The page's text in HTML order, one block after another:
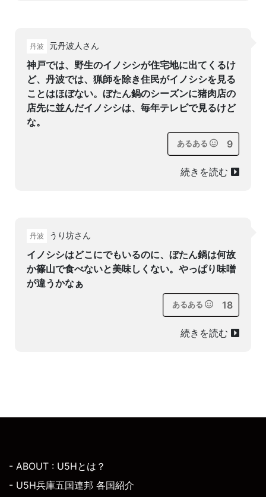
丹波 元丹波人さん
神戸では、野生のイノシシが住宅地に出てくるけ
ど、丹波では、猟師を除き住民がイノシシを見る
ことはほぼない。ぼたん鍋のシーズンに猪肉店の
店先に並んだイノシシは、毎年テレビで見るけど
な。
あるある 9
続きを読む
丹波 うり坊さん
イノシシはどこにでもいるのに、ぼたん鍋は何故
か篠山で食べないと美味しくない。やっぱり味噌
が違うかなぁ
あるある 18
続きを読む
- ABOUT : U5Hとは？
- U5H兵庫五国連邦 各国紹介